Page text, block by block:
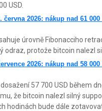
USD.
2026: nákup nad 61 000
úrovně Fibonacciho
protože bitcoin nalezl
2026: nákup nad 58 000
57 700 USD během
že bitcoin nalezl silný
hodinách bude dále